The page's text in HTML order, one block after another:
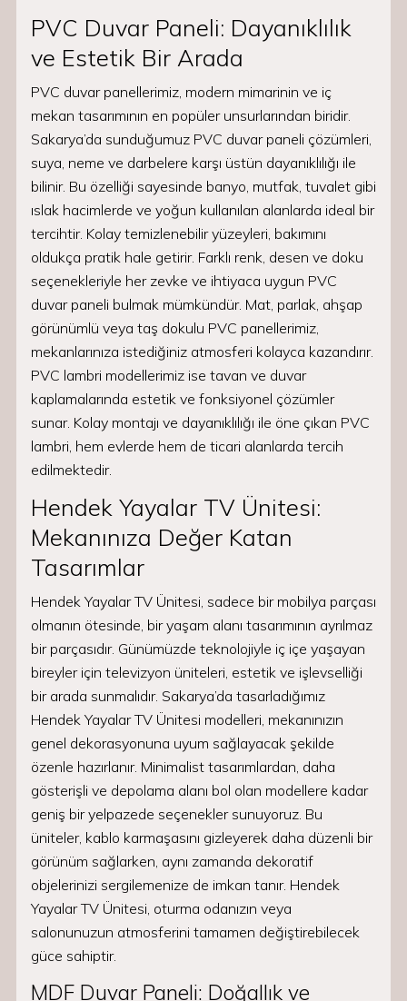
PVC Duvar Paneli: Dayanıklılık
ve Estetik Bir Arada
PVC duvar panellerimiz, modern mimarinin ve iç
mekan tasarımının en popüler unsurlarından biridir.
Sakarya’da sunduğumuz PVC duvar paneli çözümleri,
suya, neme ve darbelere karşı üstün dayanıklılığı ile
bilinir. Bu özelliği sayesinde banyo, mutfak, tuvalet gibi
ıslak hacimlerde ve yoğun kullanılan alanlarda ideal bir
tercihtir. Kolay temizlenebilir yüzeyleri, bakımını
oldukça pratik hale getirir. Farklı renk, desen ve doku
seçenekleriyle her zevke ve ihtiyaca uygun PVC
duvar paneli bulmak mümkündür. Mat, parlak, ahşap
görünümlü veya taş dokulu PVC panellerimiz,
mekanlarınıza istediğiniz atmosferi kolayca kazandırır.
PVC lambri modellerimiz ise tavan ve duvar
kaplamalarında estetik ve fonksiyonel çözümler
sunar. Kolay montajı ve dayanıklılığı ile öne çıkan PVC
lambri, hem evlerde hem de ticari alanlarda tercih
edilmektedir.
Hendek Yayalar TV Ünitesi:
Mekanınıza Değer Katan
Tasarımlar
Hendek Yayalar TV Ünitesi, sadece bir mobilya parçası
olmanın ötesinde, bir yaşam alanı tasarımının ayrılmaz
bir parçasıdır. Günümüzde teknolojiyle iç içe yaşayan
bireyler için televizyon üniteleri, estetik ve işlevselliği
bir arada sunmalıdır. Sakarya’da tasarladığımız
Hendek Yayalar TV Ünitesi modelleri, mekanınızın
genel dekorasyonuna uyum sağlayacak şekilde
özenle hazırlanır. Minimalist tasarımlardan, daha
gösterişli ve depolama alanı bol olan modellere kadar
geniş bir yelpazede seçenekler sunuyoruz. Bu
üniteler, kablo karmaşasını gizleyerek daha düzenli bir
görünüm sağlarken, aynı zamanda dekoratif
objelerinizi sergilemenize de imkan tanır. Hendek
Yayalar TV Ünitesi, oturma odanızın veya
salonunuzun atmosferini tamamen değiştirebilecek
güce sahiptir.
MDF Duvar Paneli: Doğallık ve